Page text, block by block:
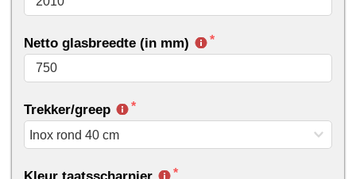
Netto glasbreedte (in mm)
Trekker/greep